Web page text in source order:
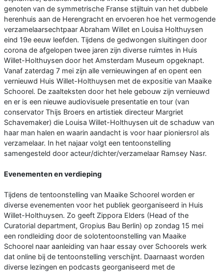
genoten van de symmetrische Franse stijltuin van het dubbele
herenhuis aan de Herengracht en ervoeren hoe het vermogende
verzamelaarsechtpaar Abraham Willet en Louisa Holthuysen
eind 19e eeuw leefden. Tijdens de gedwongen sluitingen door
corona de afgelopen twee jaren zijn diverse ruimtes in Huis
Willet-Holthuysen door het Amsterdam Museum opgeknapt.
Vanaf zaterdag 7 mei zijn alle vernieuwingen af en opent een
vernieuwd Huis Willet-Holthuysen met de expositie van Maaike
Schoorel. De zaalteksten door het hele gebouw zijn vernieuwd
en er is een nieuwe audiovisuele presentatie en tour (van
conservator Thijs Broers en artistiek directeur Margriet
Schavemaker) die Louisa Willet-Holthuysen uit de schaduw van
haar man halen en waarin aandacht is voor haar pioniersrol als
verzamelaar. In het najaar volgt een tentoonstelling
samengesteld door acteur/dichter/verzamelaar Ramsey Nasr.
Evenementen en verdieping
Tijdens de tentoonstelling van Maaike Schoorel worden er
diverse evenementen voor het publiek georganiseerd in Huis
Willet-Holthuysen. Zo geeft Zippora Elders (Head of the
Curatorial department, Gropius Bau Berlin) op zondag 15 mei
een rondleiding door de solotentoonstelling van Maaike
Schoorel naar aanleiding van haar essay over Schoorels werk
dat online bij de tentoonstelling verschijnt. Daarnaast worden
diverse lezingen en podcasts georganiseerd met de